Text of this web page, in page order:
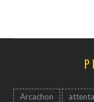
Arcachon